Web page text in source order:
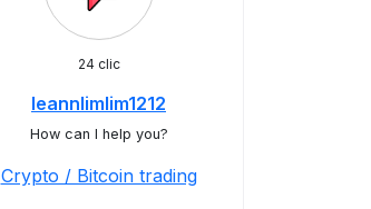
24 clic
leannlimlim1212
How can I help you?
Crypto / Bitcoin trading